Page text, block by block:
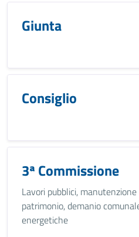
Giunta
Consiglio
3ª Commissione
Lavori pubblici,
patrimonio, demanio
energetiche